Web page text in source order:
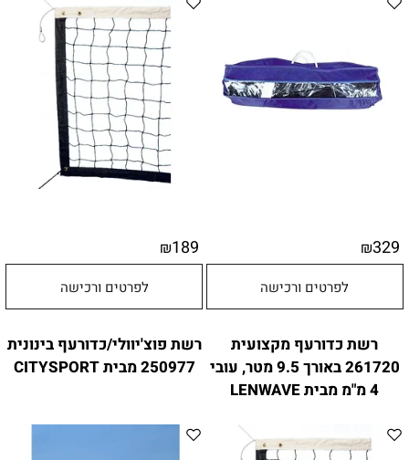
₪329
לפרטים ורכישה
₪189
לפרטים ורכישה
רשת כדורעף מקצועית
261720 באורך 9.5 מטר, עובי
4 מ"מ מבית LENWAVE
רשת פוצ'יוולי/כדורעף בינונית
250977 מבית CITYSPORT